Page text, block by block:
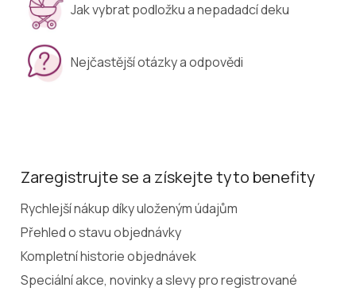
Jak vybrat podložku a nepadadcí deku
Nejčastější otázky a odpovědi
Zaregistrujte se a získejte tyto benefity
Rychlejší nákup díky uloženým údajům
Přehled o stavu objednávky
Kompletní historie objednávek
Speciální akce, novinky a slevy pro registrované